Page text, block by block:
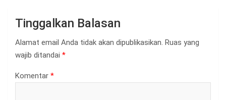
Tinggalkan Balasan
Alamat email Anda tidak akan dipublikasikan. Ruas yang
wajib ditandai *
Komentar *